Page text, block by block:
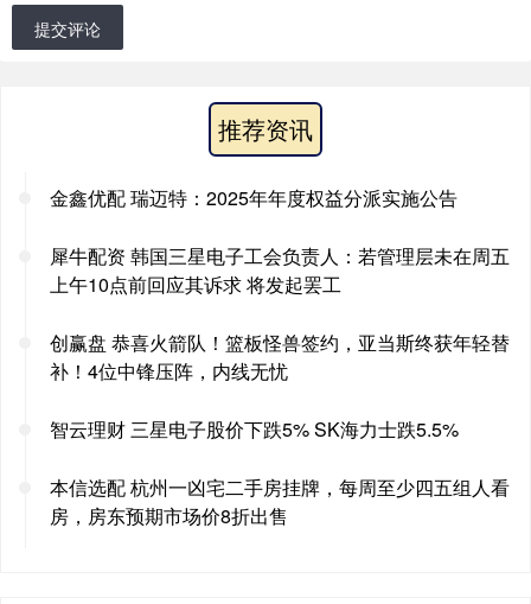
提交评论
推荐资讯
金鑫优配 瑞迈特：2025年年度权益分派实施公告
犀牛配资 韩国三星电子工会负责人：若管理层未在周五
上午10点前回应其诉求 将发起罢工
创赢盘 恭喜火箭队！篮板怪兽签约，亚当斯终获年轻替
补！4位中锋压阵，内线无忧
智云理财 三星电子股价下跌5% SK海力士跌5.5%
本信选配 杭州一凶宅二手房挂牌，每周至少四五组人看
房，房东预期市场价8折出售